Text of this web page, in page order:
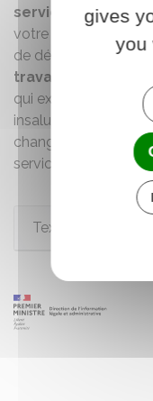
service
et êtes en
votre administration
de déshabillage est
travail effectif
.
qui exerce de
insalubres et/ou
changer de tenue
service.
Textes de
gives
you